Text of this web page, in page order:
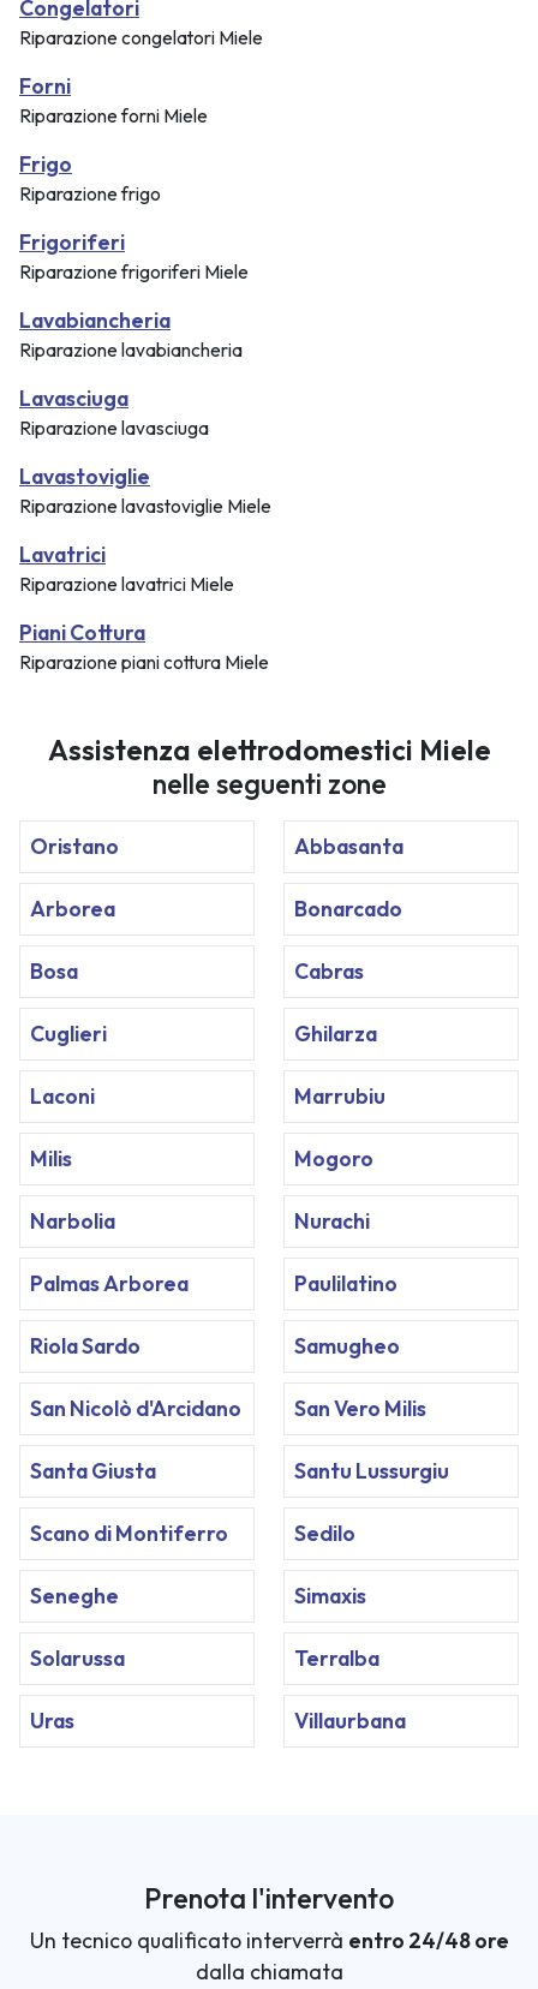
Congelatori
Riparazione congelatori Miele
Forni
Riparazione forni Miele
Frigo
Riparazione frigo
Frigoriferi
Riparazione frigoriferi Miele
Lavabiancheria
Riparazione lavabiancheria
Lavasciuga
Riparazione lavasciuga
Lavastoviglie
Riparazione lavastoviglie Miele
Lavatrici
Riparazione lavatrici Miele
Piani Cottura
Riparazione piani cottura Miele
Assistenza elettrodomestici Miele
nelle seguenti zone
Oristano Abbasanta
Arborea Bonarcado
Bosa Cabras
Cuglieri Ghilarza
Laconi Marrubiu
Milis Mogoro
Narbolia Nurachi
Palmas Arborea Paulilatino
Riola Sardo Samugheo
San Nicolò d'Arcidano San Vero Milis
Santa Giusta Santu Lussurgiu
Scano di Montiferro Sedilo
Seneghe Simaxis
Solarussa Terralba
Uras Villaurbana
Prenota l'intervento
Un tecnico qualificato interverrà entro 24/48 ore
dalla chiamata